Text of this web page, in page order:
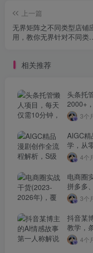
上一篇
无界矩阵之不同类型店铺
用，教你无界针对不同类
相关推荐
头条托
2000+
3个
AIGC
学，从
4个
电商圈
拼多多
人避开
3个
抖音某
教学，
4个